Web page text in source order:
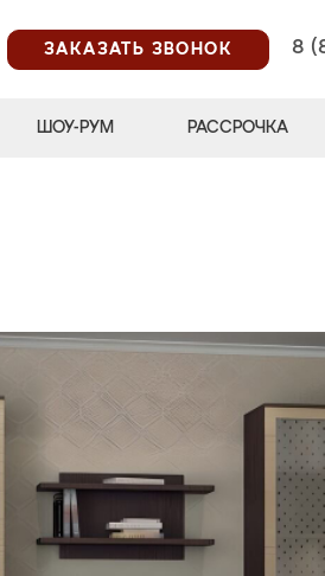
ЗАКАЗАТЬ ЗВОНОК
8
ШОУ-РУМ РАССРОЧКА